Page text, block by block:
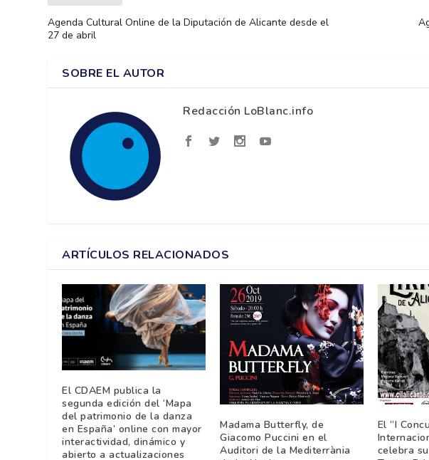
Agenda Cultural Online de la Diputación de Alicante desde el
27 de abril
SOBRE EL AUTOR
Redacción LoBlanc.info
ARTÍCULOS RELACIONADOS
El CDAEM publica la
segunda edición del ‘Mapa
del patrimonio de la danza
en España’ online con mayor
interactividad, dinámico y
abierto a actualizaciones
Madama Butterfly, de
Giacomo Puccini en el
Auditori de la Mediterrània
El “I
celebra